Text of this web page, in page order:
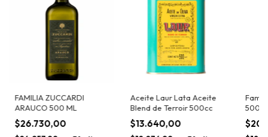
FAMILIA ZUCCARDI
ARAUCO 500 ML
$26.730,00
Aceite Laur Lata Aceite
Blend de Terroir 500cc
$13.640,00
500 m